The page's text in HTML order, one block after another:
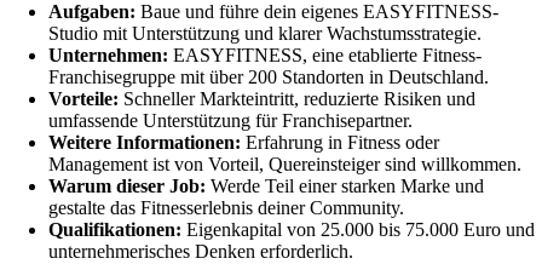
Aufgaben: Baue und führe dein eigenes EASYFITNESS-
Studio mit Unterstützung und klarer Wachstumsstrategie.
Unternehmen: EASYFITNESS, eine etablierte Fitness-
Franchisegruppe mit über 200 Standorten in Deutschland.
Vorteile: Schneller Markteintritt, reduzierte Risiken und
umfassende Unterstützung für Franchisepartner.
Weitere Informationen: Erfahrung in Fitness oder
Management ist von Vorteil, Quereinsteiger sind willkommen.
Warum dieser Job: Werde Teil einer starken Marke und
gestalte das Fitnesserlebnis deiner Community.
Qualifikationen: Eigenkapital von 25.000 bis 75.000 Euro und
unternehmerisches Denken erforderlich.